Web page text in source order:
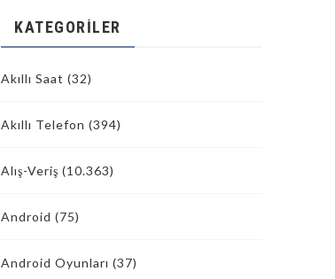
KATEGORILER
Akıllı Saat (32)
Akıllı Telefon (394)
Alış-Veriş (10.363)
Android (75)
Android Oyunları (37)